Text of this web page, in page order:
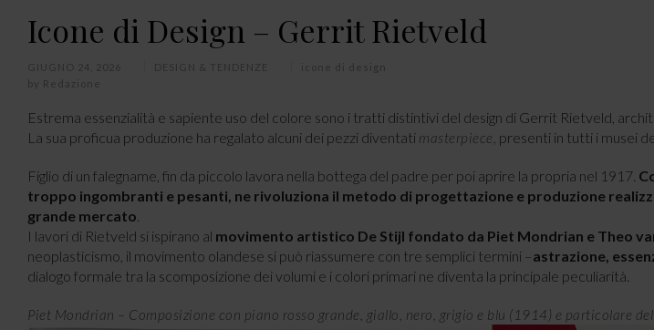
Icone di Design – Gerrit Rietveld
GIUGNO 24, 2026 DESIGN & TENDENZE
icone di design
Redazione
Estrema essenzialità e sapiente uso del colore sono i tratti distintivi del design di Gerrit Rietveld,
La sua proficua produzione ha regalato alcuni dei pezzi diventati masterpiece, presenti in tutti i musei
Figlio di un falegname, fin da piccolo lavora nella bottega del padre per poi aprire la propria nel 1917.
troppo ingombranti e pesanti, ne rivoluziona il metodo di progettazione e produzione
grande mercato
I lavori di Rietveld si ispirano al movimento artistico De Stijl fondato da Piet Mondrian e Theo
neoplasticismo, il movimento olandese si può riassumere con tre semplici termini –astrazione,
dialogo formale tra la scomposizione dei volumi e i colori primari ne diventa la principale peculiarità.
Piet Mondrian – Composizione con piano rosso grande, giallo, nero, grigio e blu (1914) e particolare